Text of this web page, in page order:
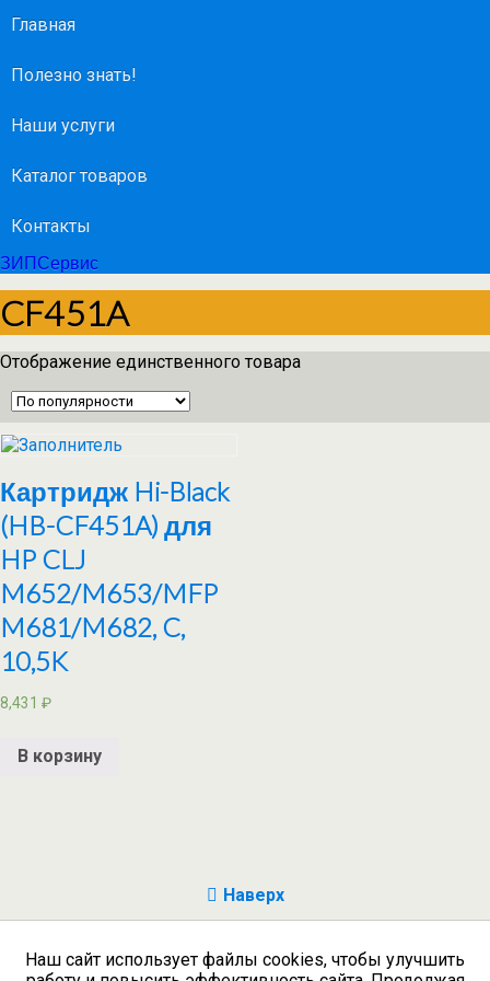
Главная
Полезно знать!
Наши услуги
Каталог товаров
Контакты
ЗИПСервис
CF451A
Отображение единственного товара
Картридж Hi-Black
(HB-CF451A) для
HP CLJ
M652/M653/MFP
M681/M682, C,
10,5K
8,431 ₽
В корзину
Наверх
Наш сайт использует файлы cookies, чтобы улучшить